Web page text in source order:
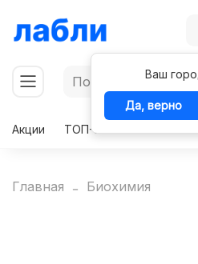
Ваш
Да, верно
Акции
ТОП-50
Главная Биохимия